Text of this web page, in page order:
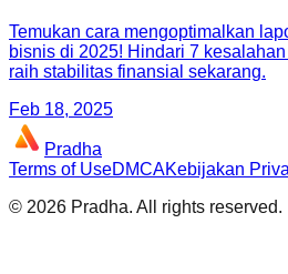
Temukan cara mengoptimalkan
bisnis di 2025! Hindari 7
raih stabilitas finansial sekarang.
Feb 18, 2025
Pradha
Terms of UseDMCAKebijakan
© 2026 Pradha. All rights reserved.